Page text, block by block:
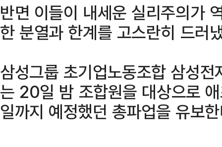
반면 이들이 내세운 실리주의가
한 분열과 한계를 고스란히 드러
삼성그룹 초기업노동조합 삼성
는 20일 밤 조합원을 대상으로
일까지 예정했던 총파업을 유보